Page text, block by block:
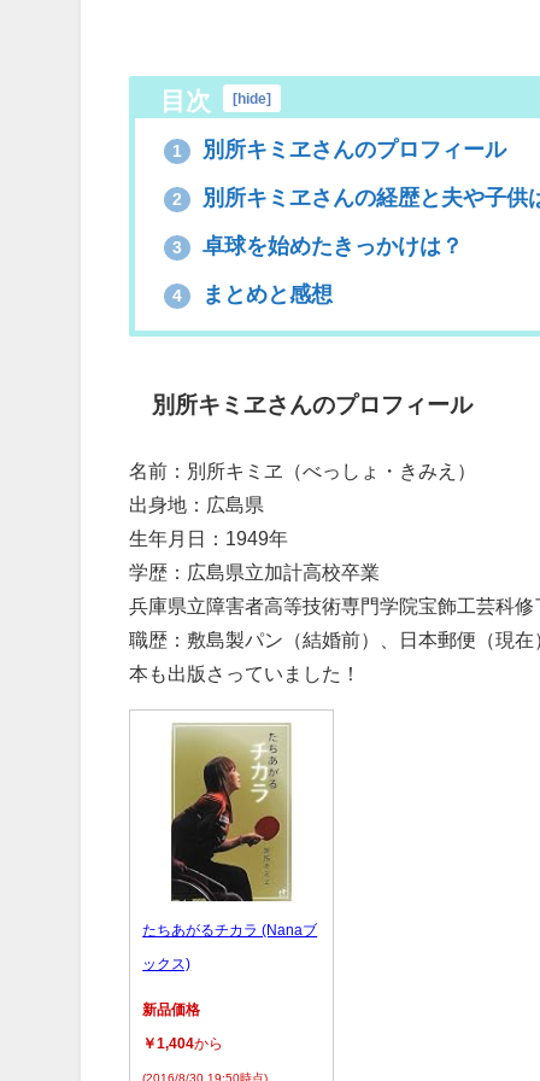
目次 [hide]
1 別所キミヱさんのプロフィール
2 別所キミヱさんの経歴と夫や子供
3 卓球を始めたきっかけは？
4 まとめと感想
別所キミヱさんのプロフィール
名前：別所キミヱ（べっしょ・きみえ）
出身地：広島県
生年月日：1949年
学歴：広島県立加計高校卒業
兵庫県立障害者高等技術専門学院宝飾工芸科修
職歴：敷島製パン（結婚前）、日本郵便（現在
本も出版さっていました！
たちあがるチカラ (Nanaブ
ックス)
新品価格
￥1,404から
(2016/8/30 19:50時点)